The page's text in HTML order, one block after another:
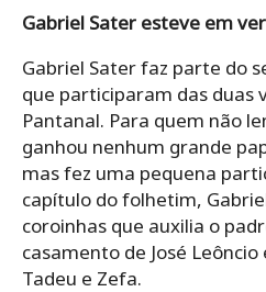
Gabriel Sater esteve em
Gabriel Sater faz parte do
que participaram das duas
Pantanal. Para quem não
ganhou nenhum grande
mas fez uma pequena
capítulo do folhetim,
coroinhas que auxilia o
casamento de José
Tadeu e Zefa.